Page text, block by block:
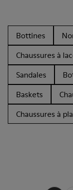
Bottines
Chaussures à
Sandales
Baskets
Chaussures à